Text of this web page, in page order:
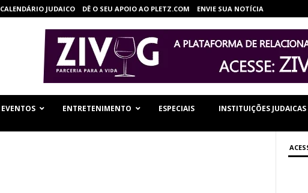
CALENDÁRIO JUDAICO DÊ O SEU APOIO AO PLETZ.COM ENVIE SUA NOTÍCIA
EVENTOS ENTRETENIMENTO ESPECIAIS INSTITUIÇÕES JUDAICAS